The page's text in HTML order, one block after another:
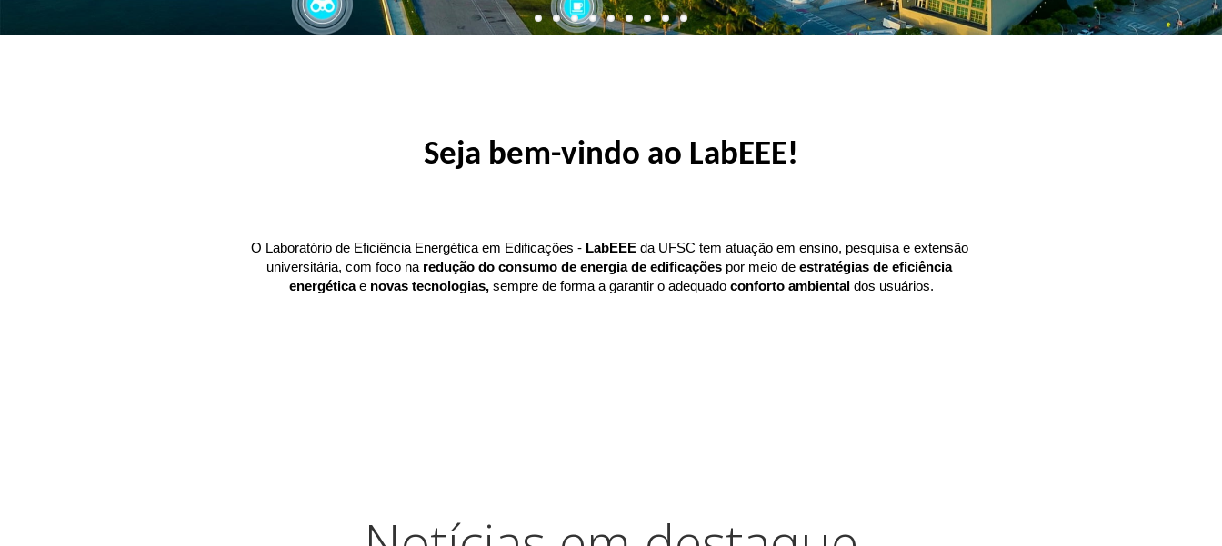
Seja bem-vindo ao LabEEE!
O Laboratório de Eficiência Energética em Edificações - LabEEE da UFSC tem atuação em ensino, pesquisa e extensão
universitária, com foco na redução do consumo de energia de edificações por meio de estratégias de eficiência
energética e novas tecnologias, sempre de forma a garantir o adequado conforto ambiental dos usuários.